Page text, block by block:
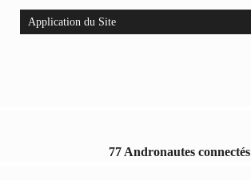
Application du Site
77 Andronautes connectés